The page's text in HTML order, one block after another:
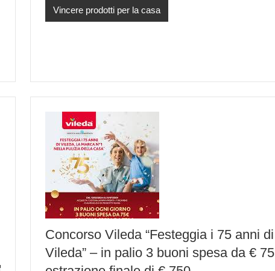
Vincere prodotti per la casa
Concorso Vileda “Festeggia i 75 anni di
Vileda” – in palio 3 buoni spesa da € 75